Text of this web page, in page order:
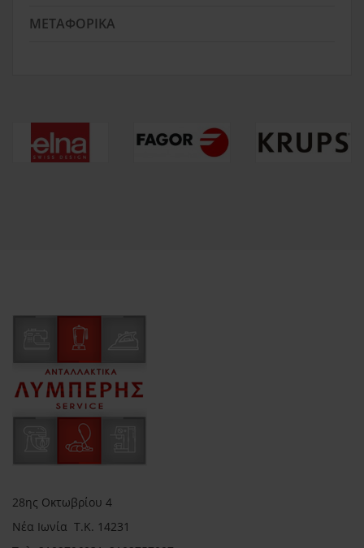
ΜΕΤΑΦΟΡΙΚΆ
28ης Οκτωβρίου 4
Νέα Ιωνία Τ.Κ. 14231